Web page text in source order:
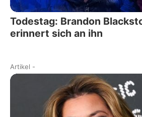
Todestag: Brandon
erinnert sich an ihn
Artikel -